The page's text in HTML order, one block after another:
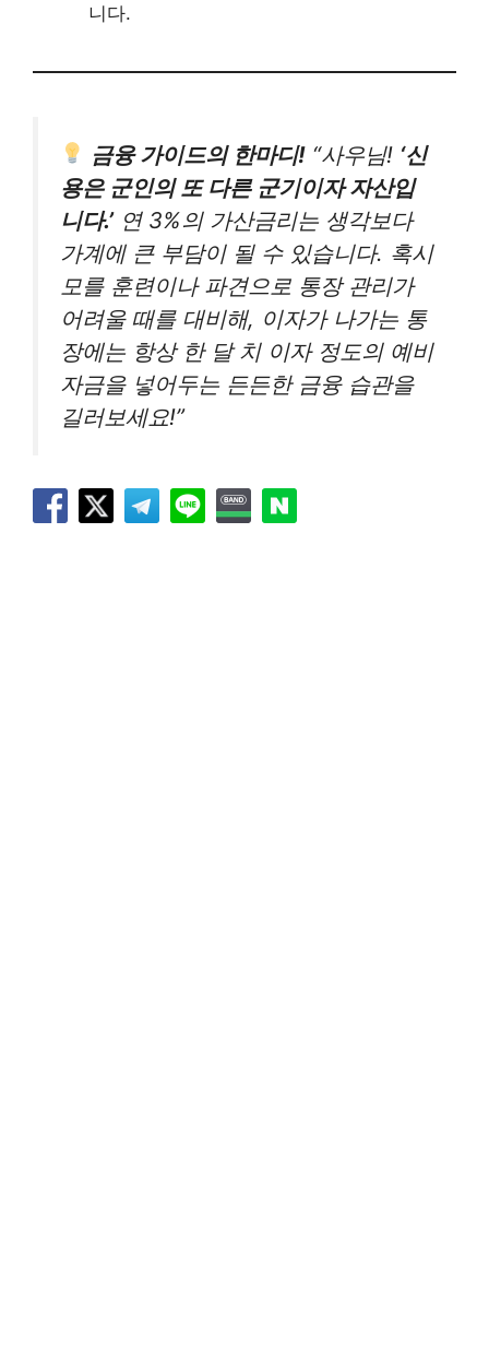
니다.
금융 가이드의 한마디! “사우님! ‘신
용은 군인의 또 다른 군기이자 자산입
니다.’연 3%의 가산금리는 생각보다
가계에 큰 부담이 될 수 있습니다. 혹시
모를 훈련이나 파견으로 통장 관리가
어려울 때를 대비해, 이자가 나가는 통
장에는 항상 한 달 치 이자 정도의 예비
자금을 넣어두는 든든한 금융 습관을
길러보세요!”